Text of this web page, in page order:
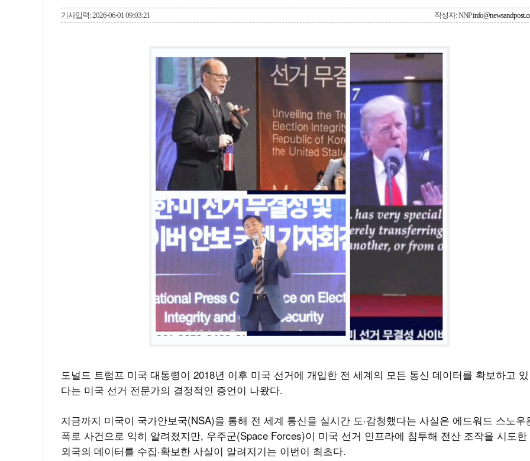
기사입력: 2026-06-01 09:03:21 작성자: NNP
도널드 트럼프 미국 대통령이 2018년 이후 미국 선거에 개입한 전 세계의 모든 통신 데이터를 확보하고 있
다는 미국 선거 전문가의 결정적인 증언이 나왔다.
지금까지 미국이 국가안보국(NSA)을 통해 전 세계 통신을 실시간 도·감청했다는 사실은 에드워드 스노우
폭로 사건으로 익히 알려졌지만, 우주군(Space Forces)이 미국 선거 인프라에 침투해 전산 조작을 시도한
외국의 데이터를 수집·확보한 사실이 알려지기는 이번이 최초다.